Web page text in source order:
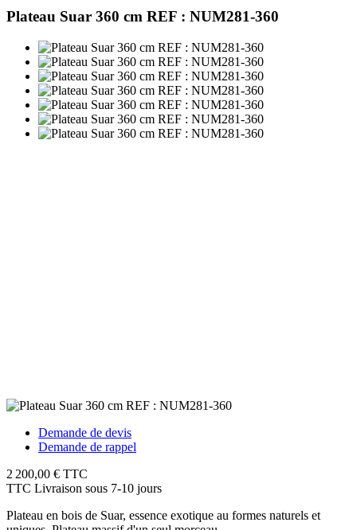
Plateau Suar 360 cm REF : NUM281-360
Demande de devis
Demande de rappel
2 200,00 € TTC
TTC Livraison sous 7-10 jours
Plateau en bois de Suar, essence exotique au formes naturels et